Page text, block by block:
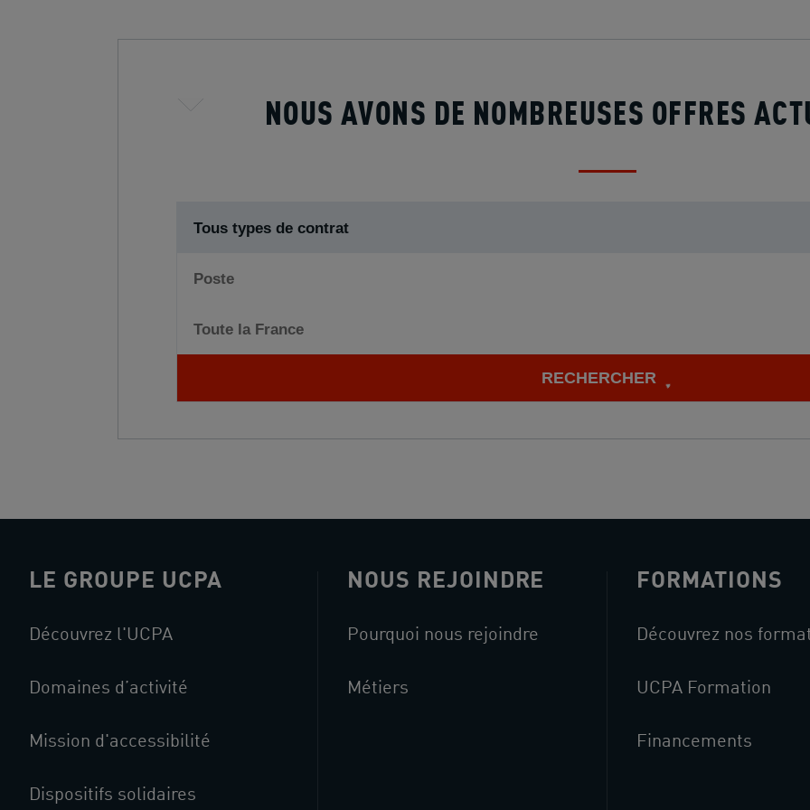
NOUS AVONS DE NOMBREUSES OFFRES
Tous types de contrat
Poste
Toute la France
RECHERCHER
LE GROUPE UCPA
Découvrez l'UCPA
Domaines d’activité
Mission d'accessibilité
Dispositifs solidaires
NOUS REJOINDRE
Pourquoi nous rejoindre
Métiers
FORMATIONS
Découvrez nos
UCPA Formation
Financements